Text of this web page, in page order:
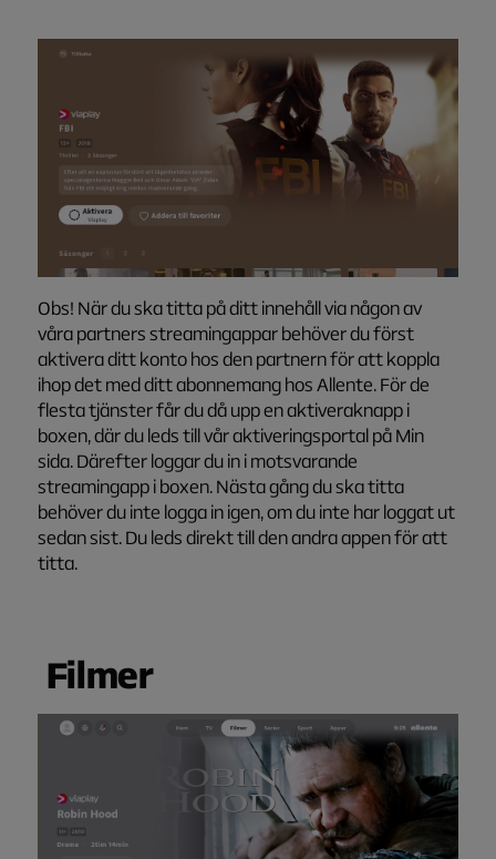
Obs! När du ska titta på ditt innehåll via någon av
våra partners streamingappar behöver du först
aktivera ditt konto hos den partnern för att koppla
ihop det med ditt abonnemang hos Allente. För de
flesta tjänster får du då upp en aktiveraknapp i
boxen, där du leds till vår aktiveringsportal på Min
sida. Därefter loggar du in i motsvarande
streamingapp i boxen. Nästa gång du ska titta
behöver du inte logga in igen, om du inte har loggat ut
sedan sist. Du leds direkt till den andra appen för att
titta.
Filmer